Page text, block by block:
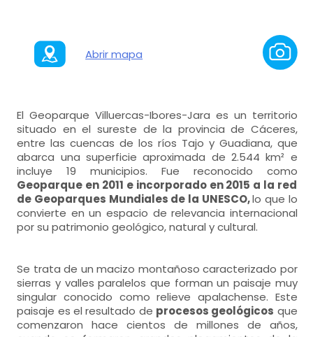
Abrir mapa
El Geoparque Villuercas-Ibores-Jara es un territorio
situado en el sureste de la provincia de Cáceres,
entre las cuencas de los ríos Tajo y Guadiana, que
abarca una superficie aproximada de 2.544 km² e
incluye 19 municipios. Fue reconocido como
Geoparque en 2011 e incorporado en 2015 a la red
de Geoparques Mundiales de la UNESCO,lo que lo
convierte en un espacio de relevancia internacional
por su patrimonio geológico, natural y cultural.
Se trata de un macizo montañoso caracterizado por
sierras y valles paralelos que forman un paisaje muy
singular conocido como relieve apalachense. Este
paisaje es el resultado de procesos geológicos que
comenzaron hace cientos de millones de años,